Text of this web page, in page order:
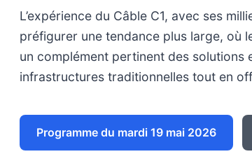
L’expérience du Câble C1, avec ses
préfigurer une tendance plus large, où
un complément pertinent des
infrastructures traditionnelles tout en
Programme du mardi 19 mai 2026